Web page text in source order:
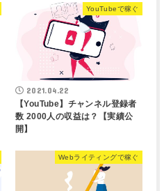
YouTubeで稼ぐ
2021.04.22
【YouTube】チャンネル登録者
数 2000人の収益は？【実績公
開】
Webライティングで稼ぐ